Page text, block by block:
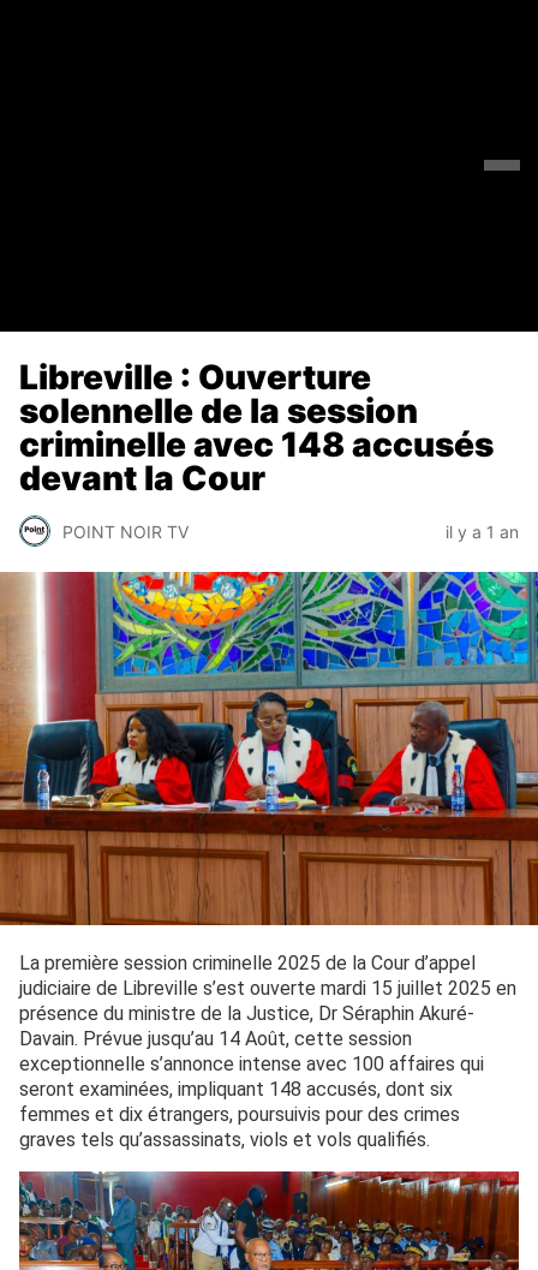
Libreville : Ouverture
solennelle de la session
criminelle avec 148 accusés
devant la Cour
POINT NOIR TV il y a 1 an
La première session criminelle 2025 de la Cour d’appel
judiciaire de Libreville s’est ouverte mardi 15 juillet 2025 en
présence du ministre de la Justice, Dr Séraphin Akuré-
Davain. Prévue jusqu’au 14 Août, cette session
exceptionnelle s’annonce intense avec 100 affaires qui
seront examinées, impliquant 148 accusés, dont six
femmes et dix étrangers, poursuivis pour des crimes
graves tels qu’assassinats, viols et vols qualifiés.